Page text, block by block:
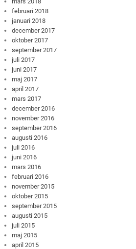
februari 2018
januari 2018
december 2017
oktober 2017
september 2017
juli 2017
juni 2017
maj 2017
april 2017
mars 2017
december 2016
november 2016
september 2016
augusti 2016
juli 2016
juni 2016
mars 2016
februari 2016
november 2015
oktober 2015
september 2015
augusti 2015
juli 2015
maj 2015
april 2015